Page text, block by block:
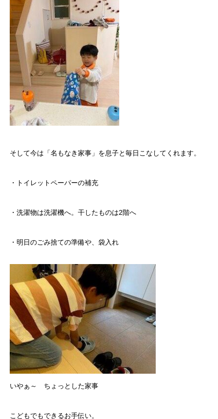
そして今は「名もなき家事」を息子と毎日こなしてくれます。
・トイレットペーパーの補充
・洗濯物は洗濯機へ。干したものは2階へ
・明日のごみ捨ての準備や、袋入れ
いやぁ～ ちょっとした家事
こどもでもできるお手伝い。